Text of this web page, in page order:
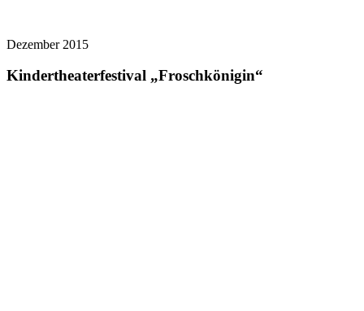
Dezember 2015
Kindertheaterfestival „Froschkönigin“